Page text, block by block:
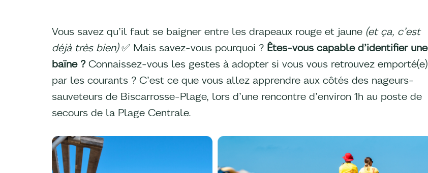
Vous savez qu’il faut se baigner entre les drapeaux rouge et jaune (et ça, c’est
déjà très bien)✅ Mais savez-vous pourquoi ? Êtes-vous capable d’identifier une
baïne ? Connaissez-vous les gestes à adopter si vous vous retrouvez emporté(e)
par les courants ? C’est ce que vous allez apprendre aux côtés des nageurs-
sauveteurs de Biscarrosse-Plage, lors d’une rencontre d’environ 1h au poste de
secours de la Plage Centrale.